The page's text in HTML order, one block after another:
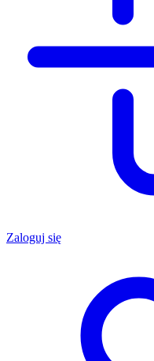
Zaloguj się